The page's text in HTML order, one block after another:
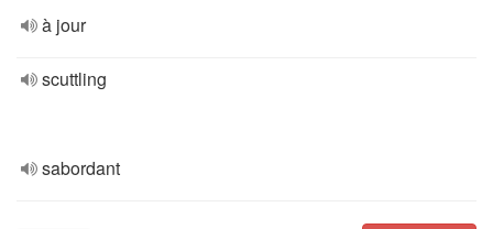
à jour
scuttling
sabordant